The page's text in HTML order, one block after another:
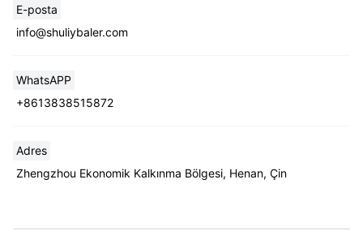
E-posta
info@shuliybaler.com
WhatsAPP
+8613838515872
Adres
Zhengzhou Ekonomik Kalkınma Bölgesi, Henan, Çin